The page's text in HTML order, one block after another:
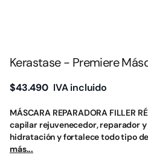
Kerastase - Premiere
$43.490 IVA incluido
MÁSCARA REPARADORA FILLER
capilar rejuvenecedor, reparador
hidratación y fortalece todo tipo
más...